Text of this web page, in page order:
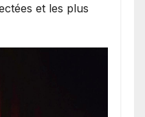
et les plus